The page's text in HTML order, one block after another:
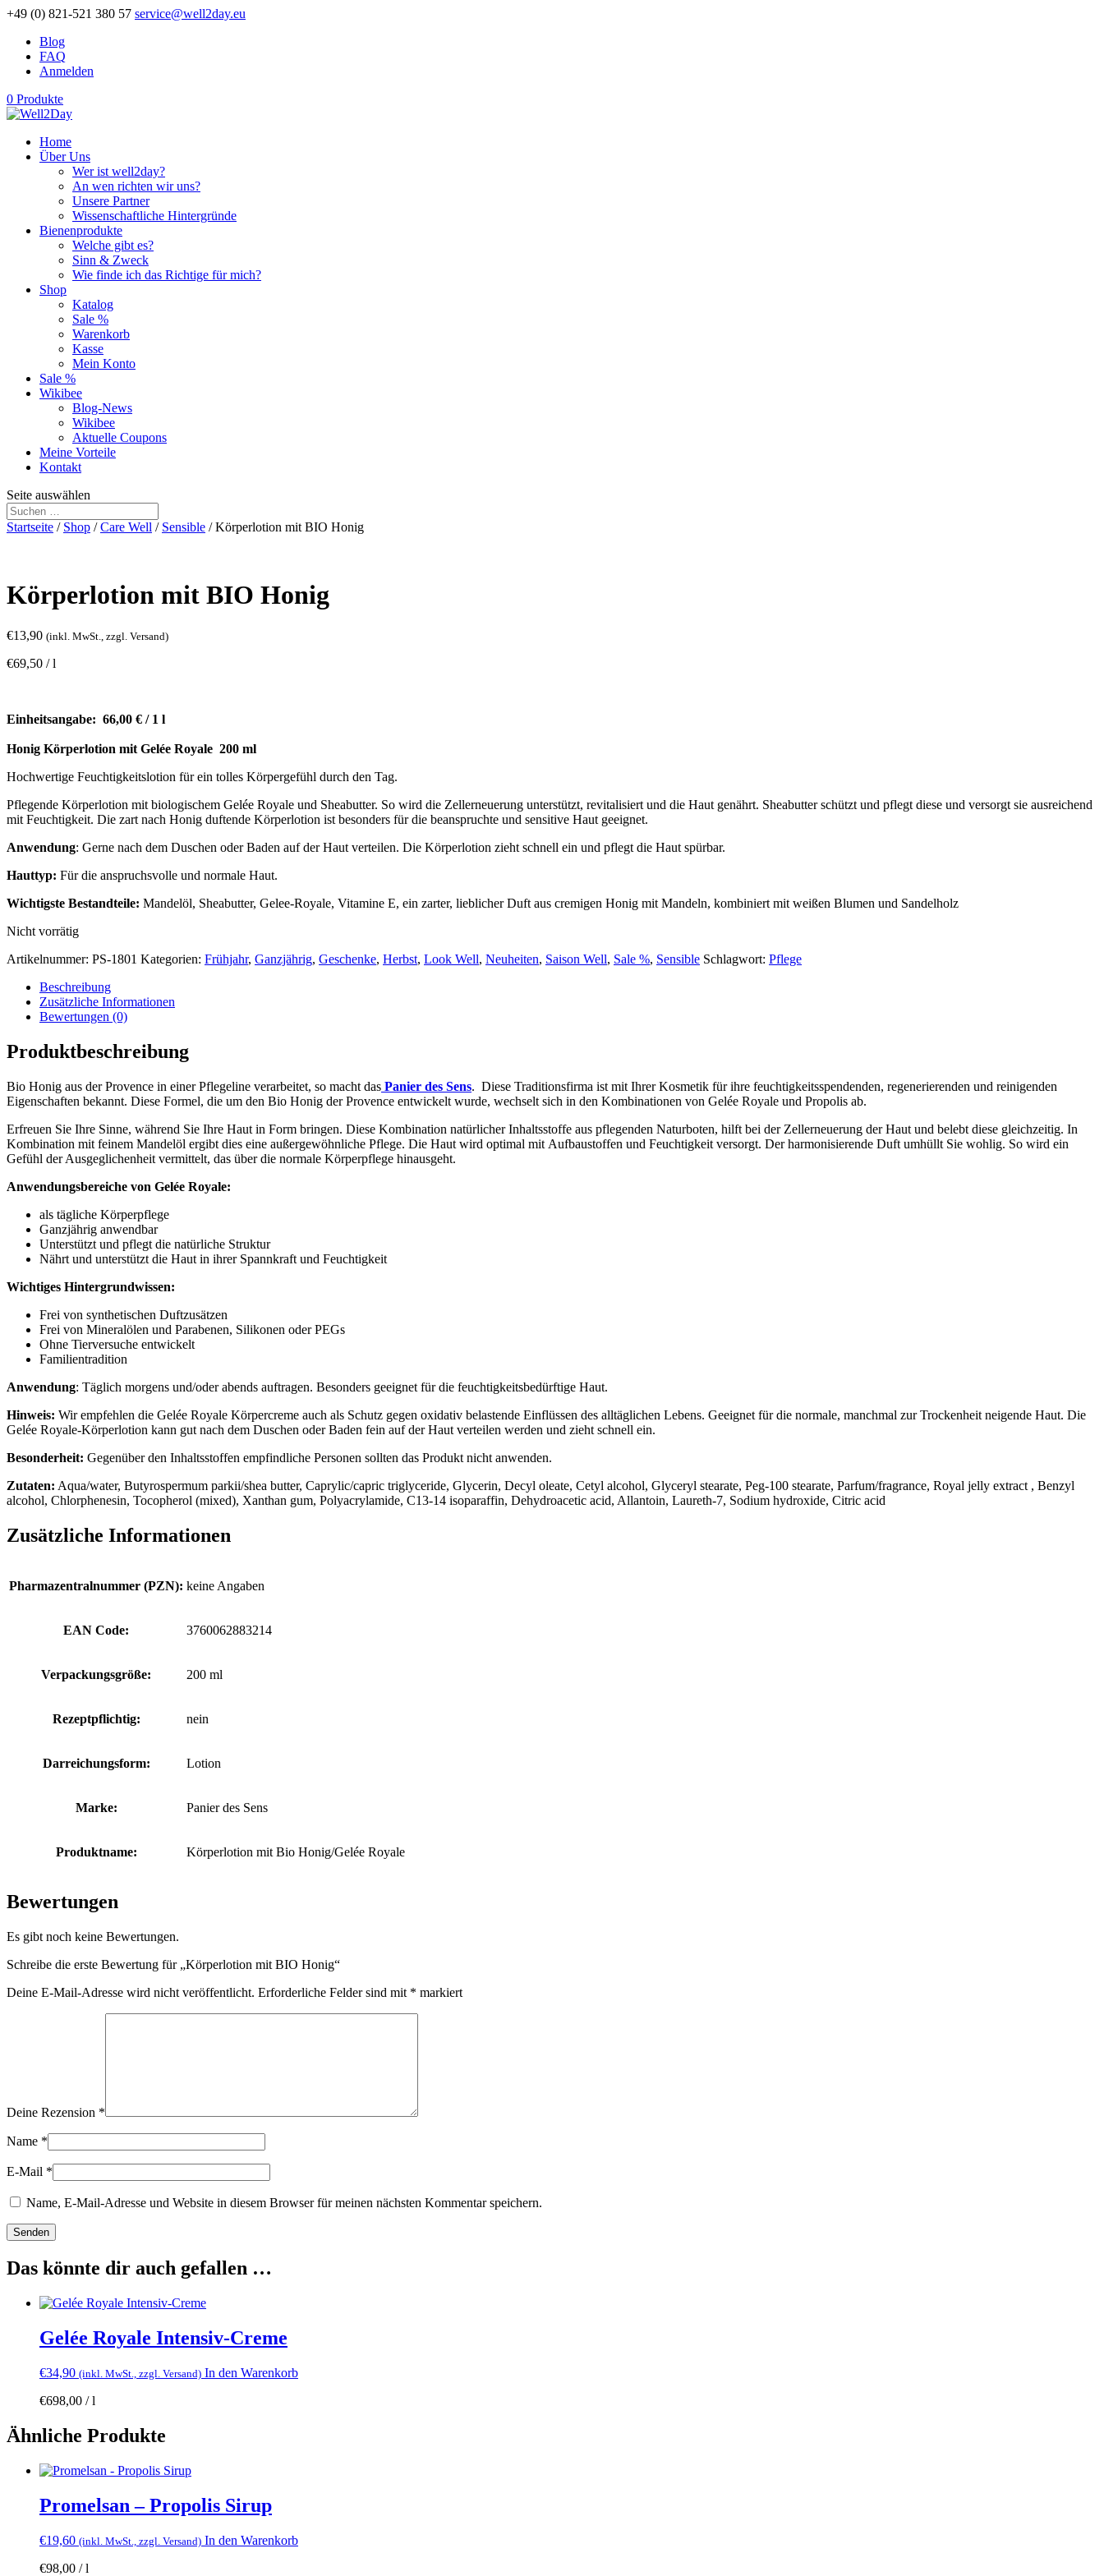
+49 (0) 821-521 380 57 service@well2day.eu
Blog
FAQ
Anmelden
0 Produkte
Home
Über Uns
Wer ist well2day?
An wen richten wir uns?
Unsere Partner
Wissenschaftliche Hintergründe
Bienenprodukte
Welche gibt es?
Sinn & Zweck
Wie finde ich das Richtige für mich?
Shop
Katalog
Sale %
Warenkorb
Kasse
Mein Konto
Sale %
Wikibee
Blog-News
Wikibee
Aktuelle Coupons
Meine Vorteile
Kontakt
Seite auswählen
Startseite / Shop /Care Well / Sensible / Körperlotion mit BIO Honig
Körperlotion mit BIO Honig
€13,90 (inkl. MwSt., zzgl. Versand)
€69,50 /l
Einheitsangabe: 66,00 € / 1 l
Honig Körperlotion mit Gelée Royale 200 ml
Hochwertige Feuchtigkeitslotion für ein tolles Körpergefühl durch den Tag.
Pflegende Körperlotion mit biologischem Gelée Royale und Sheabutter. So wird die Zellerneuerung unterstützt, revitalisiert und die Haut genährt. Sheabutter schützt und pflegt diese und versorgt sie ausreichend
mit Feuchtigkeit. Die zart nach Honig duftende Körperlotion ist besonders für die beanspruchte und sensitive Haut geeignet.
Anwendung: Gerne nach dem Duschen oder Baden auf der Haut verteilen. Die Körperlotion zieht schnell ein und pflegt die Haut spürbar.
Hauttyp: Für die anspruchsvolle und normale Haut.
Wichtigste Bestandteile: Mandelöl, Sheabutter, Gelee-Royale, Vitamine E, ein zarter, lieblicher Duft aus cremigen Honig mit Mandeln, kombiniert mit weißen Blumen und Sandelholz
Nicht vorrätig
Artikelnummer: PS-1801 Kategorien: Frühjahr, Ganzjährig, Geschenke, Herbst, Look Well, Neuheiten, Saison Well, Sale %, Sensible Schlagwort: Pflege
Beschreibung
Zusätzliche Informationen
Bewertungen (0)
Produktbeschreibung
Bio Honig aus der Provence in einer Pflegeline verarbeitet, so macht das Panier des Sens. Diese Traditionsfirma ist mit Ihrer Kosmetik für ihre feuchtigkeitsspendenden, regenerierenden und reinigenden
Eigenschaften bekannt. Diese Formel, die um den Bio Honig der Provence entwickelt wurde, wechselt sich in den Kombinationen von Gelée Royale und Propolis ab.
Erfreuen Sie Ihre Sinne, während Sie Ihre Haut in Form bringen. Diese Kombination natürlicher Inhaltsstoffe aus pflegenden Naturboten, hilft bei der Zellerneuerung der Haut und belebt diese gleichzeitig. In
Kombination mit feinem Mandelöl ergibt dies eine außergewöhnliche Pflege. Die Haut wird optimal mit Aufbaustoffen und Feuchtigkeit versorgt. Der harmonisierende Duft umhüllt Sie wohlig. So wird ein
Gefühl der Ausgeglichenheit vermittelt, das über die normale Körperpflege hinausgeht.
Anwendungsbereiche von Gelée Royale:
als tägliche Körperpflege
Ganzjährig anwendbar
Unterstützt und pflegt die natürliche Struktur
Nährt und unterstützt die Haut in ihrer Spannkraft und Feuchtigkeit
Wichtiges Hintergrundwissen:
Frei von synthetischen Duftzusätzen
Frei von Mineralölen und Parabenen, Silikonen oder PEGs
Ohne Tierversuche entwickelt
Familientradition
Anwendung: Täglich morgens und/oder abends auftragen. Besonders geeignet für die feuchtigkeitsbedürftige Haut.
Hinweis: Wir empfehlen die Gelée Royale Körpercreme auch als Schutz gegen oxidativ belastende Einflüssen des alltäglichen Lebens. Geeignet für die normale, manchmal zur Trockenheit neigende Haut. Die
Gelée Royale-Körperlotion kann gut nach dem Duschen oder Baden fein auf der Haut verteilen werden und zieht schnell ein.
Besonderheit: Gegenüber den Inhaltsstoffen empfindliche Personen sollten das Produkt nicht anwenden.
Zutaten: Aqua/water, Butyrospermum parkii/shea butter, Caprylic/capric triglyceride, Glycerin, Decyl oleate, Cetyl alcohol, Glyceryl stearate, Peg-100 stearate, Parfum/fragrance, Royal jelly extract , Benzyl
alcohol, Chlorphenesin, Tocopherol (mixed), Xanthan gum, Polyacrylamide, C13-14 isoparaffin, Dehydroacetic acid, Allantoin, Laureth-7, Sodium hydroxide, Citric acid
Zusätzliche Informationen
Pharmazentralnummer (PZN): keine Angaben
EAN Code: 3760062883214
Verpackungsgröße: 200 ml
Rezeptpflichtig: nein
Darreichungsform: Lotion
Marke: Panier des Sens
Produktname: Körperlotion mit Bio Honig/Gelée Royale
Bewertungen
Es gibt noch keine Bewertungen.
Schreibe die erste Bewertung für „Körperlotion mit BIO Honig“
Deine E-Mail-Adresse wird nicht veröffentlicht. Erforderliche Felder sind mit * markiert
Deine Rezension *
Name *
E-Mail *
Name, E-Mail-Adresse und Website in diesem Browser für meinen nächsten Kommentar speichern.
Das könnte dir auch gefallen …
Gelée Royale Intensiv-Creme
€34,90 (inkl. MwSt., zzgl. Versand) In den Warenkorb
€698,00 /l
Ähnliche Produkte
Promelsan – Propolis Sirup
€19,60 (inkl. MwSt., zzgl. Versand) In den Warenkorb
€98,00 /l